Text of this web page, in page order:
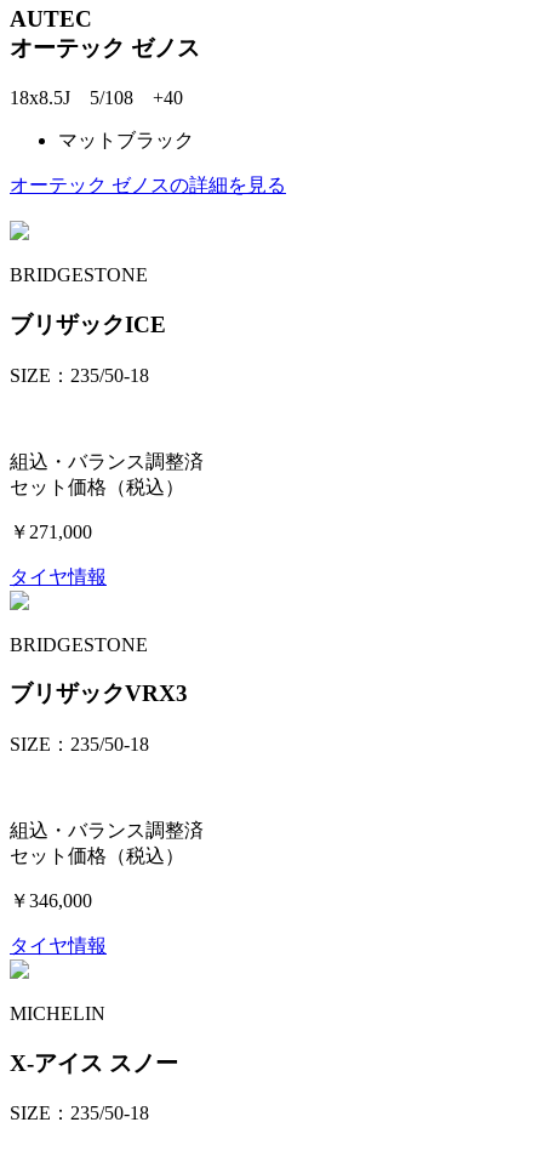
AUTEC
オーテック ゼノス
18x8.5J 5/108 +40
マットブラック
オーテック ゼノスの詳細を見る
BRIDGESTONE
ブリザックICE
SIZE：235/50-18
組込・バランス調整済
セット価格（税込）
￥271,000
タイヤ情報
BRIDGESTONE
ブリザックVRX3
SIZE：235/50-18
組込・バランス調整済
セット価格（税込）
￥346,000
タイヤ情報
MICHELIN
X-アイス スノー
SIZE：235/50-18